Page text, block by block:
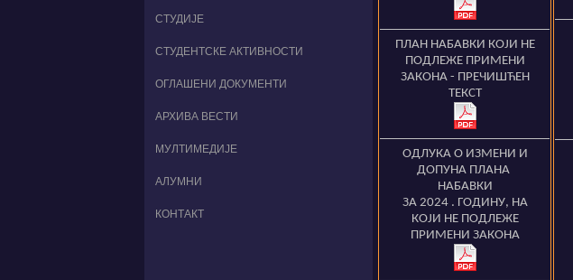
СТУДИЈЕ
СТУДЕНТСКЕ АКТИВНОСТИ
ОГЛАШЕНИ ДОКУМЕНТИ
АРХИВА ВЕСТИ
МУЛТИМЕДИЈЕ
АЛУМНИ
КОНТАКТ
ПЛАН НАБАВКИ КОЈИ НЕ
ПОДЛЕЖЕ ПРИМЕНИ
ЗАКОНА - ПРЕЧИШЋЕН
ТЕКСТ
ОДЛУКА О ИЗМЕНИ И
ДОПУНА ПЛАНА
НАБАВКИ
ЗА 2024 . ГОДИНУ, НА
КОЈИ НЕ ПОДЛЕЖЕ
ПРИМЕНИ ЗАКОНА